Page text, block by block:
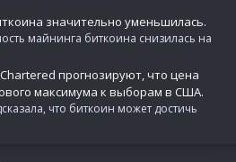
значительно уменьшилась.
майнинга биткоина снизилась на
прогнозируют, что цена
максимума к выборам в США.
что биткоин может достичь